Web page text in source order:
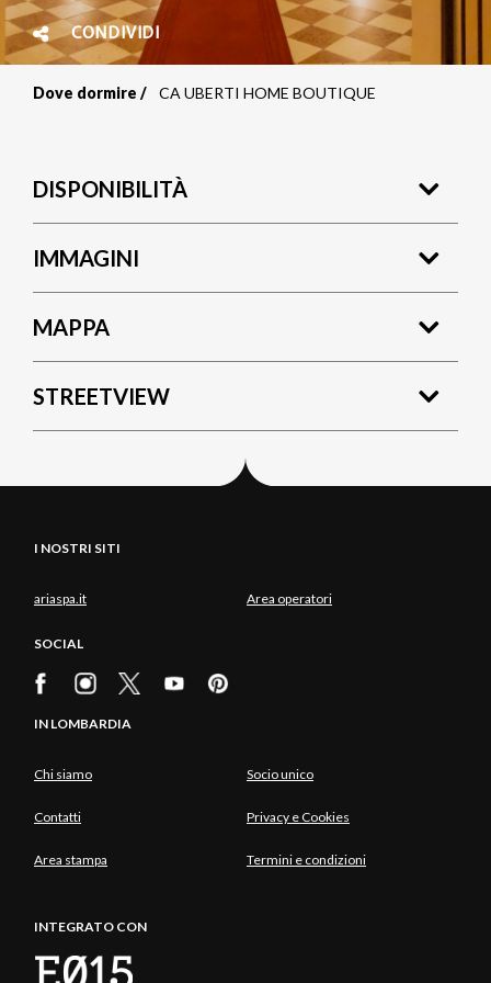
CONDIVIDI
pane
Dove dormire CA UBERTI HOME BOUTIQUE
DISPONIBILITÀ
IMMAGINI
MAPPA
STREETVIEW
I NOSTRI SITI
ariaspa.it Area operatori
SOCIAL
IN LOMBARDIA
Chi siamo Socio unico
Contatti Privacy e Cookies
Area stampa Termini e condizioni
INTEGRATO CON